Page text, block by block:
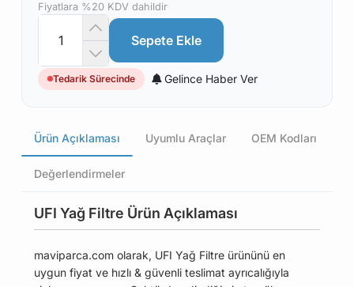
Fiyatlara %20 KDV dahildir
Sepete Ekle
Tedarik Sürecinde Gelince Haber Ver
Ürün Açıklaması Uyumlu Araçlar OEM Kodları
Değerlendirmeler
UFI Yağ Filtre Ürün Açıklaması
maviparca.com olarak, UFI Yağ Filtre ürününü en
uygun fiyat ve hızlı & güvenli teslimat ayrıcalığıyla